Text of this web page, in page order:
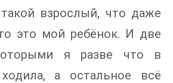
взрослый, что даже
это мой ребёнок. И две
я разве что в
а остальное всё